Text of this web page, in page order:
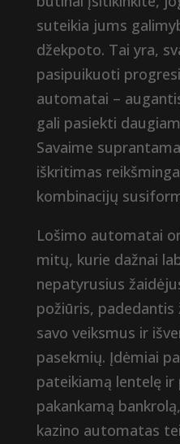
suteikia jums
džekpoto. Tai yra,
pasipuikuoti
automatai –
gali pasiekti
Savaime
iškritimas
kombinacijų
Lošimo automatai
mitų, kurie dažnai
nepatyrusius
požiūris,
savo veiksmus ir
pasekmių. Įdėmiai
pateikiamą lentelę
pakankamą
kazino automatas